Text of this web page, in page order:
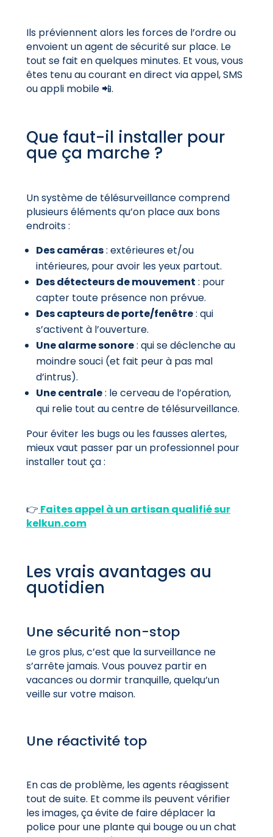
Ils préviennent alors les forces de l’ordre ou
envoient un agent de sécurité sur place. Le
tout se fait en quelques minutes. Et vous, vous
êtes tenu au courant en direct via appel, SMS
ou appli mobile 📲.
Que faut-il installer pour
que ça marche ?
Un système de télésurveillance comprend
plusieurs éléments qu’on place aux bons
endroits :
Des caméras: extérieures et/ou
intérieures, pour avoir les yeux partout.
Des détecteurs de mouvement : pour
capter toute présence non prévue.
Des capteurs de porte/fenêtre: qui
s’activent à l’ouverture.
Une alarme sonore: qui se déclenche au
moindre souci (et fait peur à pas mal
d’intrus).
Une centrale: le cerveau de l’opération,
qui relie tout au centre de télésurveillance.
Pour éviter les bugs ou les fausses alertes,
mieux vaut passer par un professionnel pour
installer tout ça :
👉 Faites appel à un artisan qualifié sur
kelkun.com
Les vrais avantages au
quotidien
Une sécurité non-stop
Le gros plus, c’est que la surveillance ne
s’arrête jamais. Vous pouvez partir en
vacances ou dormir tranquille, quelqu’un
veille sur votre maison.
Une réactivité top
En cas de problème, les agents réagissent
tout de suite. Et comme ils peuvent vérifier
les images, ça évite de faire déplacer la
police pour une plante qui bouge ou un chat